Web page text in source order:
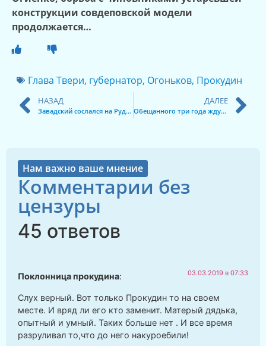
конструкции совдеповской модели
продолжается…
Глава Твери, губернатор, Огоньков, Прокудин
НАЗАД
Завадский сослался на Руденю
ДАЛЕЕ
Обещанного три года ждут…
Нам важно ваше мнение
Комментарии без
цензуры
45 ответов
Поклонница прокудина: 03.03.2019 в 07:33
Слух верный. Вот только Прокудин то на своем
месте. И вряд ли его кто заменит. Матерый дядька,
опытный и умный. Таких больше нет . И все время
разруливал то,что до него накуроебили!